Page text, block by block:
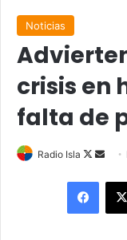
Noticias
crisis en
falta de
Radio Isla
Follow
Send
email